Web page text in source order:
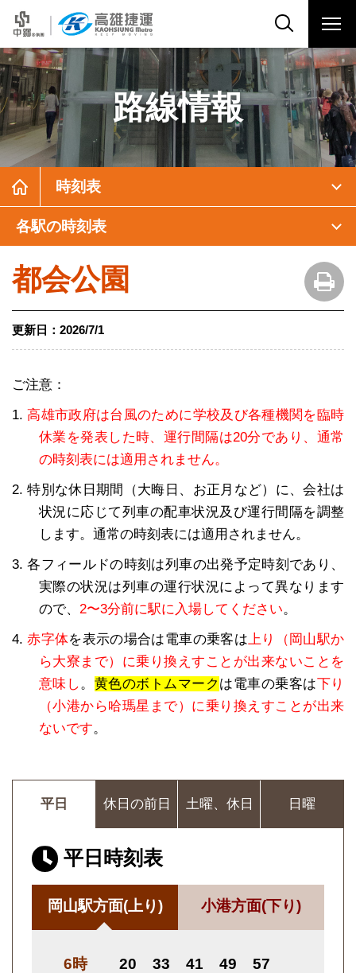
路線情報
時刻表
各駅の時刻表
都会公園
更新日： 2026/7/1
ご注意：
1.高雄市政府は台風のために学校及び各種機関を臨時
休業を発表した時、運行間隔は20分であり、通常
の時刻表には適用されません。
2. 特別な休日期間（大晦日、お正月など）に、会社は
状況に応じて列車の配車状況及び運行間隔を調整
します。通常の時刻表には適用されません。
3. 各フィールドの時刻は列車の出発予定時刻であり、
実際の状況は列車の運行状況によって異なります
ので、 2〜3分前に駅に入場してください。
4.赤字体を表示の場合は電車の乗客は上り（岡山駅か
ら大寮まで）に乗り換えすことが出来ないことを
意味し。 黄色のボトムマーク は電車の乗客は下り
（小港から哈瑪星まで）に乗り換えすことが出来
ないです。
平日 休日の前日 土曜、休日 日曜
平日時刻表
岡山駅方面(上り)
6時 20 33 41 49 57
小港方面(下り)